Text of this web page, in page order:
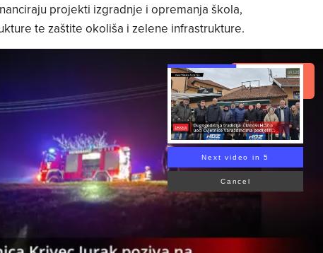
projekti izgradnje i opremanja škola,
te zaštite okoliša i zelene infrastrukture.
Read Article
Next video in 4
Cancel